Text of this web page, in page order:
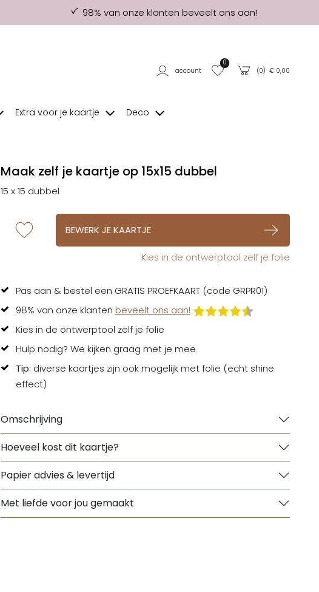
98% van onze klanten beveelt ons aan!
account
0
(0) € 0,00
Extra voor je kaartje Deco
Maak zelf je kaartje op 15x15 dubbel
15 x 15 dubbel
BEWERK JE KAARTJE
Kies in de ontwerptool zelf je folie
Pas aan & bestel een GRATIS PROEFKAART (code GRPR01)
98% van onze klanten beveelt ons aan!
Kies in de ontwerptool zelf je folie
Hulp nodig? We kijken graag met je mee
Tip: diverse kaartjes zijn ook mogelijk met folie (echt shine
effect)
Omschrijving
Hoeveel kost dit kaartje?
Papier advies & levertijd
Met liefde voor jou gemaakt